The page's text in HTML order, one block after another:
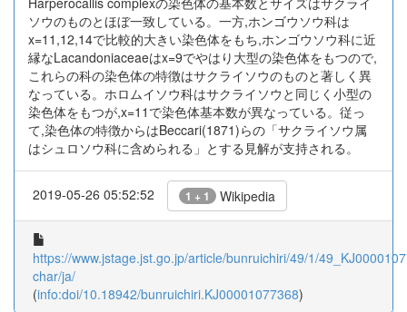
ソウのものとほぼ一致している。一方,ホンゴウソウ科は
x=11,12,14で比較的大きい染色体をもち,ホンゴウソウ科に近
縁なLacandoniaceaeはx=9でやはり大型の染色体をもつので,
これらの科の染色体の特徴はサクライソウのものと著しく異
なっている。ホロムイソウ科はサクライソウと同じく小型の
染色体をもつが,x=11で染色体基本数が異なっている。従っ
て,染色体の特徴からはBeccari(1871)らの「サクライソウ属
はシュロソウ科に含められる」とする見解が支持される。
2019-05-26 05:52:52 1 + 1 Wikipedia
https://www.jstage.jst.go.jp/article/bunruichiri/49/1/
char/ja/
(info:doi/10.18942/bunruichiri.KJ00001077368)